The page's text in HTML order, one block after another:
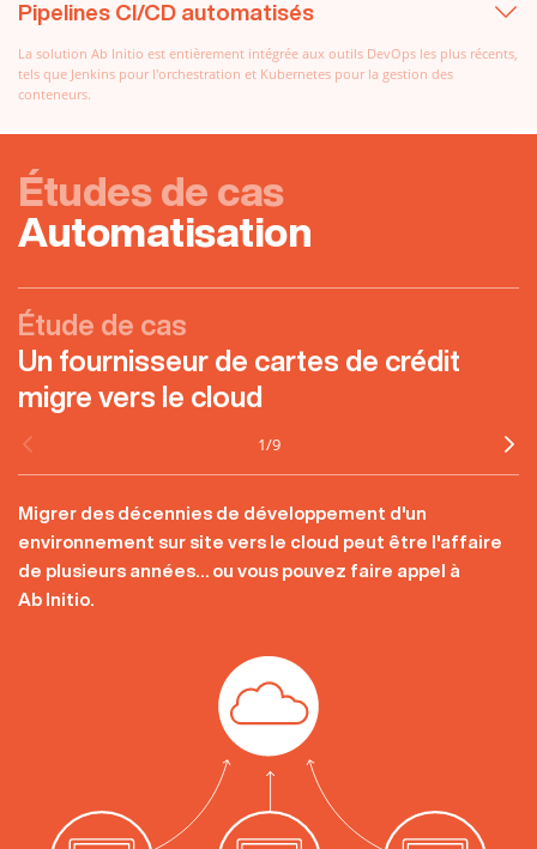
Pipelines CI/CD automatisés
La solution Ab Initio est entièrement intégrée aux outils DevOps les plus récents,
tels que Jenkins pour l'orchestration et Kubernetes pour la gestion des
conteneurs.
Études de cas
Automatisation
Étude de cas
Un fournisseur de cartes de crédit
migre vers le cloud
1/9
Migrer des décennies de développement d'un
environnement sur site vers le cloud peut être l'affaire
de plusieurs années… ou vous pouvez faire appel à
Ab Initio.